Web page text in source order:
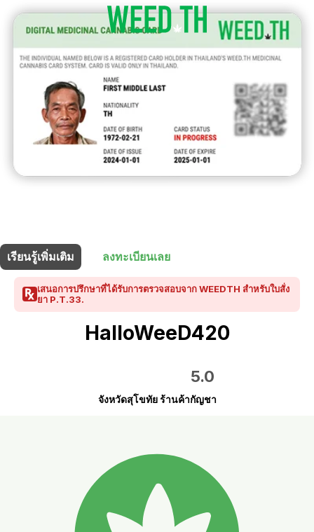
เรียนรู้เพิ่มเติม
ลงทะเบียนเลย
เสนอการปรึกษาที่ได้รับการตรวจสอบจาก WEEDTH สำหรับใบสั่ง
ยา P.T.33.
HalloWeeD420
5.0
จังหวัดสุโขทัย ร้านค้ากัญชา